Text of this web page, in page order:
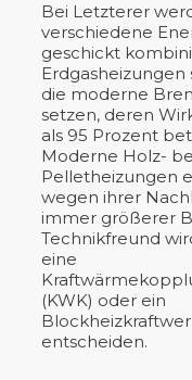
Bei Letzterer
verschiedene
geschickt
Erdgasheizungen
die moderne
setzen, deren
als 95 Prozent
Moderne Holz-
Pelletheizungen
wegen ihrer
immer größerer
Technikfreund
eine
(KWK) oder ein
entscheiden.